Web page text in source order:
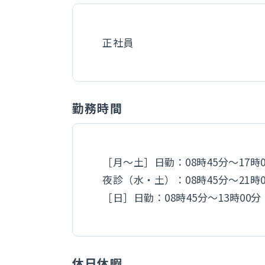
正社員
勤務時間
［月～土］日勤：08時45分～17時
夜診（水・土）：08時45分～21時
［日］日勤：08時45分～13時00分